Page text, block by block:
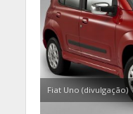
Fiat Uno (divulgação)